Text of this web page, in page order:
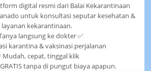
digital resmi dari Balai Kekarantinaan
untuk konsultasi seputar kesehatan &
layanan kekarantinaan.
langsung ke dokter ✅
karantina & vaksinasi perjalanan
Mudah, cepat, tinggal klik
tanpa di pungut biaya apapun.